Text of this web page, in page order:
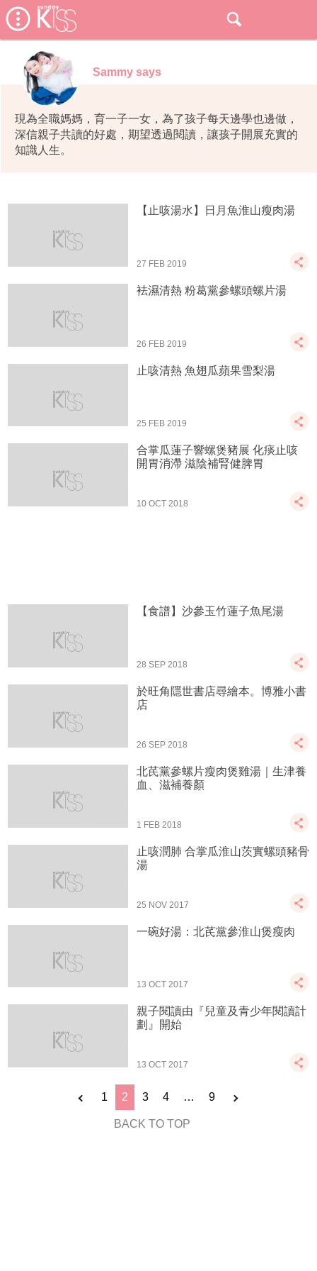
Sammy says
現為全職媽媽，育一子一女，為了孩子每天邊學也邊做，
深信親子共讀的好處，期望透過閱讀，讓孩子開展充實的
知識人生。
【止咳湯水】日月魚淮山瘦肉湯
27 FEB 2019
袪濕清熱 粉葛黨參螺頭螺片湯
26 FEB 2019
止咳清熱 魚翅瓜蘋果雪梨湯
25 FEB 2019
合掌瓜蓮子響螺煲豬展 化痰止咳
開胃消滯 滋陰補腎健脾胃
10 OCT 2018
【食譜】沙參玉竹蓮子魚尾湯
28 SEP 2018
於旺角隱世書店尋繪本。博雅小書
店
26 SEP 2018
北芪黨參螺片瘦肉煲雞湯｜生津養
血、滋補養顏
1 FEB 2018
止咳潤肺 合掌瓜淮山茨實螺頭豬骨
湯
25 NOV 2017
一碗好湯：北芪黨參淮山煲瘦肉
13 OCT 2017
親子閱讀由『兒童及青少年閱讀計
劃』開始
13 OCT 2017
1 2 3 4 … 9
BACK TO TOP